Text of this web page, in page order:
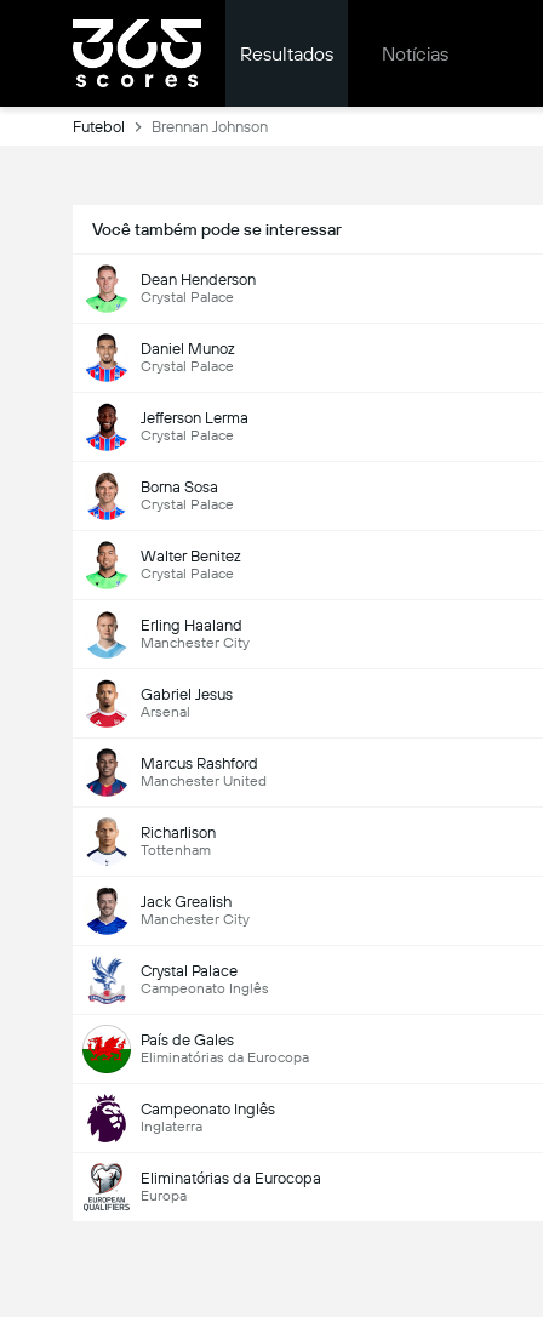
Resultados Notícias
Futebol Brennan Johnson
Você também pode se interessar
Dean Henderson
Crystal Palace
Daniel Munoz
Crystal Palace
Jefferson Lerma
Crystal Palace
Borna Sosa
Crystal Palace
Walter Benitez
Crystal Palace
Erling Haaland
Manchester City
Gabriel Jesus
Arsenal
Marcus Rashford
Manchester United
Richarlison
Tottenham
Jack Grealish
Manchester City
Crystal Palace
Campeonato Inglês
País de Gales
Eliminatórias da Eurocopa
Campeonato Inglês
Inglaterra
Eliminatórias da Eurocopa
Europa